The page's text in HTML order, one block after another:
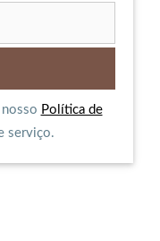
Política de
serviço.